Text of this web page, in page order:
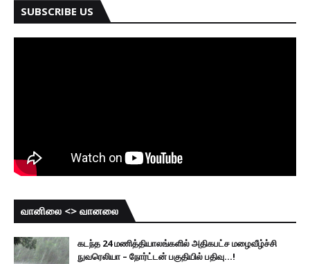
SUBSCRIBE US
வானிலை <> வானலை
கடந்த 24 மணித்தியாலங்களில் அதிகபட்ச மழைவீழ்ச்சி
நுவரெலியா – நோர்ட்டன் பகுதியில் பதிவு...!